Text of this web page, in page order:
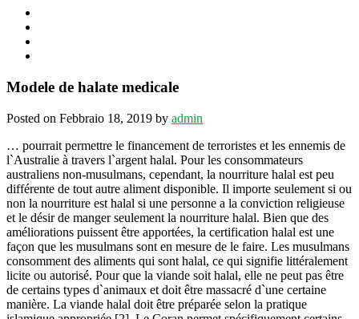
Modele de halate medicale
Posted on Febbraio 18, 2019 by admin
… pourrait permettre le financement de terroristes et les ennemis de
l`Australie à travers l`argent halal. Pour les consommateurs
australiens non-musulmans, cependant, la nourriture halal est peu
différente de tout autre aliment disponible. Il importe seulement si ou
non la nourriture est halal si une personne a la conviction religieuse
et le désir de manger seulement la nourriture halal. Bien que des
améliorations puissent être apportées, la certification halal est une
façon que les musulmans sont en mesure de le faire. Les musulmans
consomment des aliments qui sont halal, ce qui signifie littéralement
licite ou autorisé. Pour que la viande soit halal, elle ne peut pas être
de certains types d`animaux et doit être massacré d`une certaine
manière. La viande halal doit être préparée selon la pratique